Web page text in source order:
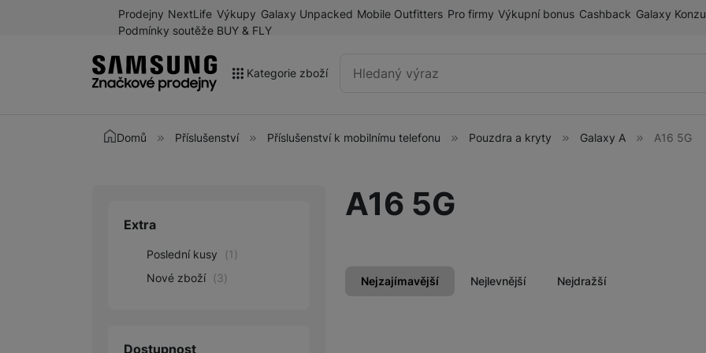
Prodejny NextLife Výkupy Galaxy Unpacked Mobile Outfitters Pro firmy Výkupní bonus Cashback Galaxy
Podmínky soutěže BUY & FLY
Vyhledávání
Kategorie zboží
Akce
Mobilní telefony
Chytré hodinky
Příslušenství k mobilnímu
Fólie a tvrzená skla
Domů Příslušenství Příslušenství k mobilnímu telefonu Pouzdra a kryty Galaxy A A16 5G
A16 5G
Nejzajímavější Nejlevnější Nejdražší
Upřesnit parametry
Extra
Poslední kusy (1)
Nové zboží (3)
Dostupnost